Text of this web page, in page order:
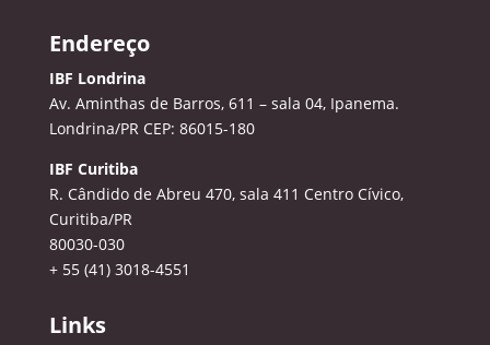
Endereço
IBF Londrina
Av. Aminthas de Barros, 611 – sala 04, Ipanema.
Londrina/PR CEP: 86015-180
IBF Curitiba
R. Cândido de Abreu 470, sala 411 Centro Cívico,
Curitiba/PR
80030-030
+ 55 (41) 3018-4551
Links